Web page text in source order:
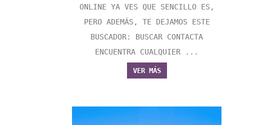
ONLINE YA VES QUE SENCILLO ES,
PERO ADEMÁS, TE DEJAMOS ESTE
BUSCADOR: BUSCAR CONTACTA
ENCUENTRA CUALQUIER ...
VER MÁS